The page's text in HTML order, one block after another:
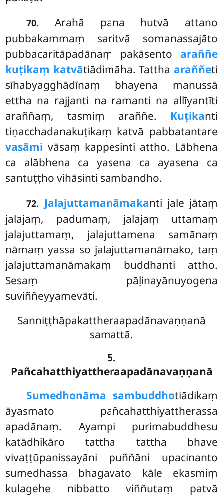
70. Arahā pana hutvā attano
pubbakammaṃ saritvā somanassajāto
pubbacaritāpadānaṃ pakāsento araññe
kuṭikaṃ katvātiādimāha. Tattha araññeti
sīhabyagghādīnaṃ bhayena manussā
ettha na rajjanti na ramanti na allīyantīti
araññaṃ, tasmiṃ araññe. Kuṭikanti
tiṇacchadanakuṭikaṃ katvā pabbatantare
vasāmi vāsaṃ kappesinti attho. Lābhena
ca alābhena ca yasena ca ayasena ca
santuṭṭho vihāsinti sambandho.
72. Jalajuttamanāmakanti jale jātaṃ
jalajaṃ, padumaṃ, jalajaṃ uttamaṃ
jalajuttamaṃ, jalajuttamena samānaṃ
nāmaṃ yassa so jalajuttamanāmako, taṃ
jalajuttamanāmakaṃ buddhanti attho.
Sesaṃ pāḷinayānuyogena
suviññeyyamevāti.
Sanniṭṭhāpakattheraapadānavaṇṇanā
samattā.
5.
Pañcahatthiyattheraapadānavaṇṇanā
Sumedhonāma sambuddhotiādikaṃ
āyasmato pañcahatthiyattherassa
apadānaṃ. Ayampi purimabuddhesu
katādhikāro tattha tattha bhave
vivaṭṭūpanissayāni puññāni upacinanto
sumedhassa bhagavato kāle ekasmiṃ
kulagehe nibbatto viññutaṃ patvā